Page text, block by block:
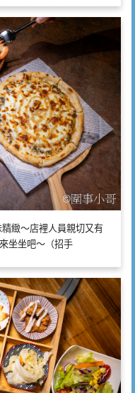
緻～店裡人員親切又有
坐坐吧～（招手